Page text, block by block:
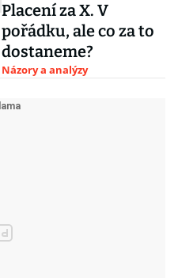
Placení za X. V
pořádku, ale co za to
dostaneme?
Názory a analýzy